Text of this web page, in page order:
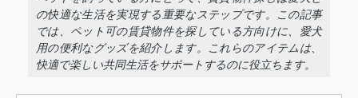
の快適な生活を実現する重要なステップです。この記事
では、ペット可の賃貸物件を探している方向けに、愛犬
用の便利なグッズを紹介します。これらのアイテムは、
快適で楽しい共同生活をサポートするのに役立ちます。